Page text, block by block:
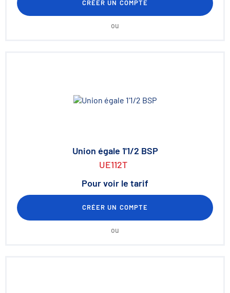
CRÉER UN COMPTE
ou
Union égale 1'1/2 BSP
UE112T
Pour voir le tarif
CRÉER UN COMPTE
ou